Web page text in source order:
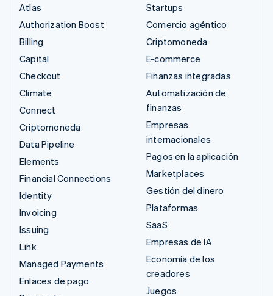
Atlas
Authorization Boost
Billing
Capital
Checkout
Climate
Connect
Criptomoneda
Data Pipeline
Elements
Financial Connections
Identity
Invoicing
Issuing
Link
Managed Payments
Enlaces de pago
Startups
Comercio agéntico
Criptomoneda
E-commerce
Finanzas integradas
Automatización de
finanzas
Empresas
internacionales
Pagos en la aplicación
Marketplaces
Gestión del dinero
Plataformas
SaaS
Empresas de IA
Economía de los
creadores
Juegos